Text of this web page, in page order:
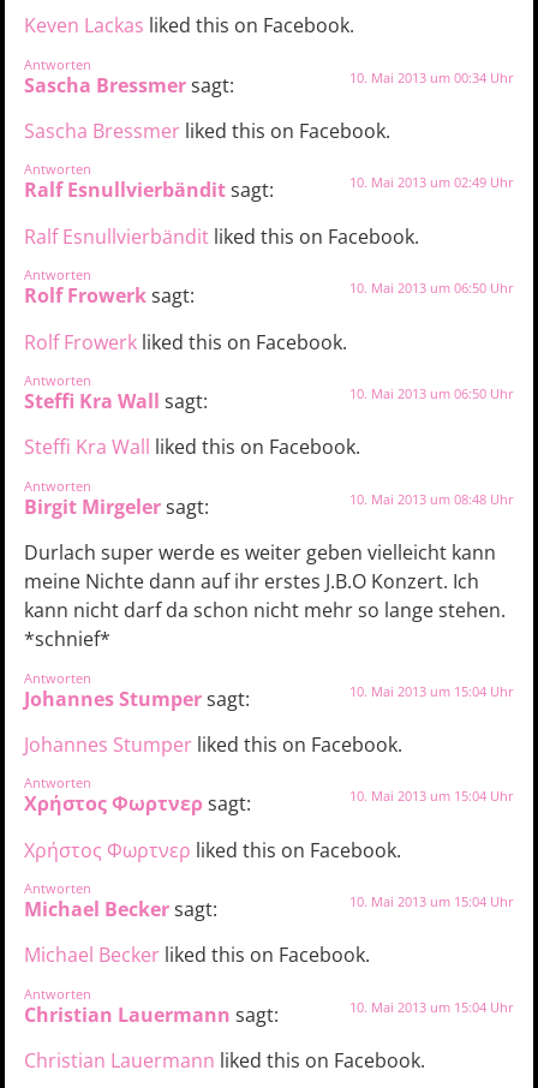
Keven Lackas liked this on Facebook.
Antworten
Sascha Bressmersagt: 10. Mai 2013 um 00:34 Uhr
Sascha Bressmer liked this on Facebook.
Antworten
Ralf Esnullvierbänditsagt: 10. Mai 2013 um 02:49 Uhr
Ralf Esnullvierbändit liked this on Facebook.
Antworten
Rolf Frowerksagt: 10. Mai 2013 um 06:50 Uhr
Rolf Frowerk liked this on Facebook.
Antworten
Steffi Kra Wall sagt: 10. Mai 2013 um 06:50 Uhr
Steffi Kra Wall liked this on Facebook.
Antworten
Birgit Mirgelersagt: 10. Mai 2013 um 08:48 Uhr
Durlach super werde es weiter geben vielleicht kann
meine Nichte dann auf ihr erstes J.B.O Konzert. Ich
kann nicht darf da schon nicht mehr so lange stehen.
*schnief*
Antworten
Johannes Stumpersagt: 10. Mai 2013 um 15:04 Uhr
Johannes Stumper liked this on Facebook.
Antworten
Χρήστος Φωρτνερ sagt: 10. Mai 2013 um 15:04 Uhr
Χρήστος Φωρτνερ liked this on Facebook.
Antworten
Michael Beckersagt: 10. Mai 2013 um 15:04 Uhr
Michael Becker liked this on Facebook.
Antworten
Christian Lauermann sagt: 10. Mai 2013 um 15:04 Uhr
Christian Lauermann liked this on Facebook.